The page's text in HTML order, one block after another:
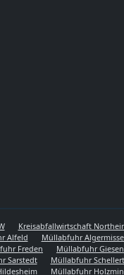
Kreisabfallwirtschaft
Alfeld
Müllabfuhr
Freden
Müllabfuhr Giesen
Sarstedt
Müllabfuhr
Müllabfuhr